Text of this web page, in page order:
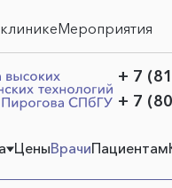
Мероприятия
+ 7
+ 7
ЦеныВрачиПациентам